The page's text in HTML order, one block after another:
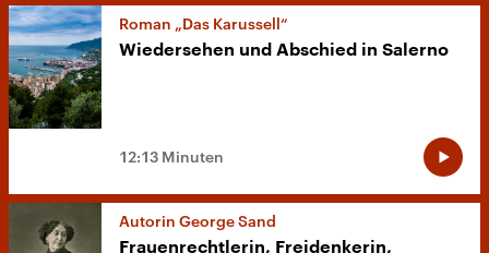
Roman „Das Karussell“
Wiedersehen und Abschied in Salerno
12:13 Minuten
Autorin George Sand
Frauenrechtlerin, Freidenkerin,